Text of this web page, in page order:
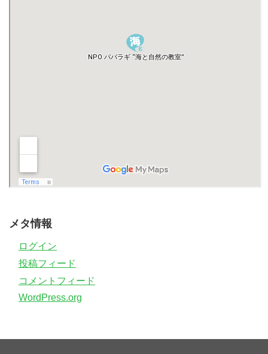
メタ情報
ログイン
投稿フィード
コメントフィード
WordPress.org